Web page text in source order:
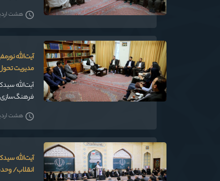
هشت
آیت‌الله
مدیریت
آیت‌الله
فرهنگ‌سازی
هشت
آیت‌الله
انقلاب/